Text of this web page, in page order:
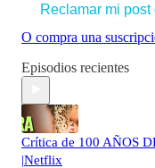
Reclamar mi post
O compra una
Episodios recientes
Crítica de 100 AÑOS
|Netflix